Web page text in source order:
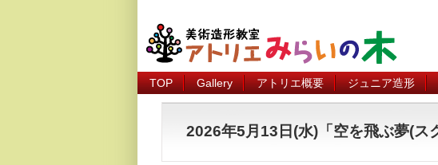
TOP Gallery アトリエ概要 ジュニア造形
2026年5月13日(水)「空を飛ぶ夢(ス